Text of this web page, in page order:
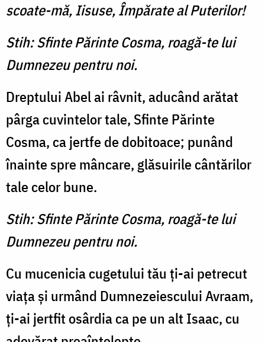
scoate-mă, Iisuse, Împărate al Puterilor!
Stih: Sfinte Părinte Cosma, roagă-te lui
Dumnezeu pentru noi.
Dreptului Abel ai râvnit, aducând arătat
pârga cuvintelor tale, Sfinte Părinte
Cosma, ca jertfe de dobitoace; punând
înainte spre mâncare, glăsuirile cântărilor
tale celor bune.
Stih: Sfinte Părinte Cosma, roagă-te lui
Dumnezeu pentru noi.
Cu mucenicia cugetului tău ţi-ai petrecut
viaţa şi urmând Dumnezeiescului Avraam,
ţi-ai jertfit osârdia ca pe un alt Isaac, cu